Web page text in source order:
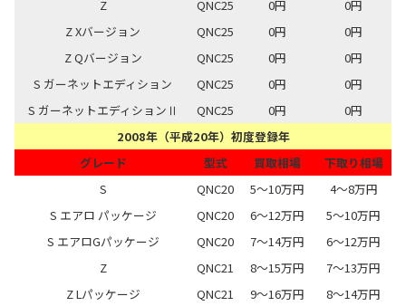
Z
QNC25 0円
0円
Z Xバージョン
QNC25 0円
0円
Z Qバージョン
QNC25 0円
0円
S ガーネットエディション
QNC25 0円
0円
S ガーネットエディションⅡ
QNC25 0円
0円
2008年（平成20年）初度登録年
グレード
型式 買取相場
下取り相場
S
QNC20 5～10万円
4～8万円
S エアロ パッケージ
QNC20 6～12万円
5～10万円
S エアロGパッケージ
QNC20 7～14万円
6～12万円
Z
QNC21 8～15万円
7～13万円
Z Lパッケージ
QNC21 9～16万円
8～14万円